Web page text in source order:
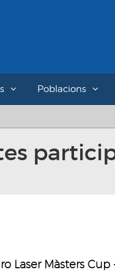
Poblacions
Laser Màsters